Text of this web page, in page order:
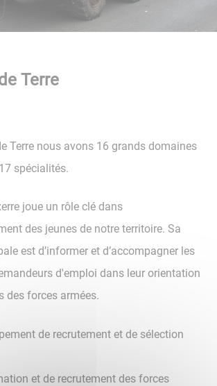
Terre
Terre nous avons 16 grands domaines
spécialités.
joue un rôle clé dans
des jeunes de notre territoire. Sa
est d’informer et d’accompagner les
d'emploi dans leur orientation
des forces armées.
de recrutement et de sélection
et de recrutement des forces